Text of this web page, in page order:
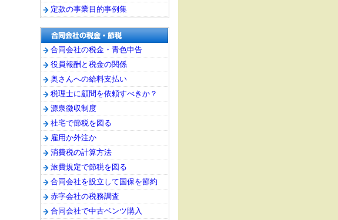
定款の事業目的事例集
合同会社の税金・青色申告
役員報酬と税金の関係
奥さんへの給料支払い
税理士に顧問を依頼すべきか？
源泉徴収制度
社宅で節税を図る
雇用か外注か
消費税の計算方法
旅費規定で節税を図る
合同会社を設立して国保を節約
赤字会社の税務調査
合同会社で中古ベンツ購入